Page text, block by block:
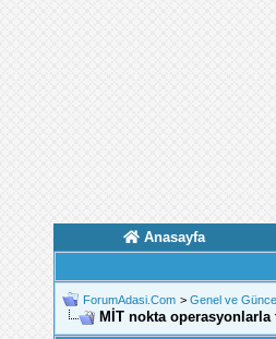
Anasayfa
ForumAdasi.Com > Genel ve
MİT nokta